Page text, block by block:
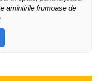
amintirile frumoase de